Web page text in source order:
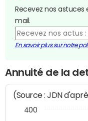
Recevez nos
mail.
En savoir plus sur notre
Annuité de la
(Source : JDN
400